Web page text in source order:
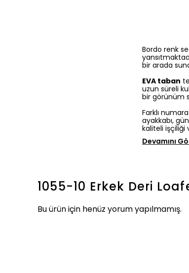
Bordo renk
bir arada
EVA taban
uzun süreli
bir görünüm
Farklı
ayakkabı,
kaliteli işçiliği
Devamını
1055-10 Erkek Deri
Bu ürün için henüz yorum yapılmamış.